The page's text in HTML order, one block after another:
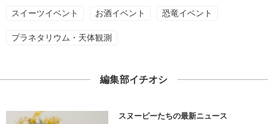
スイーツイベント お酒イベント 恐竜イベント
プラネタリウム・天体観測
編集部イチオシ
スヌーピーたちの最新ニュース